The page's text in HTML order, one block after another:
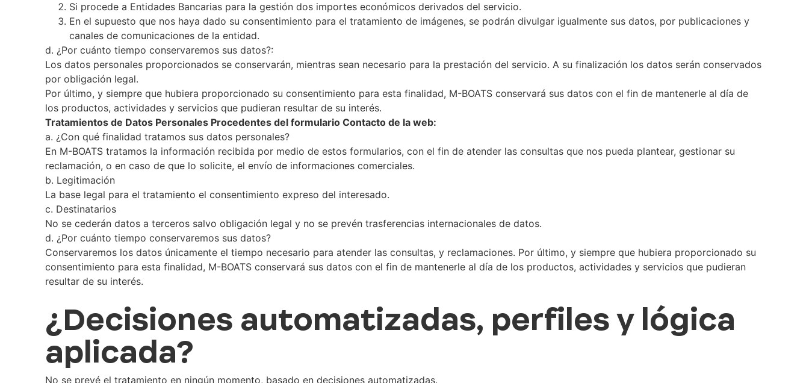
Si procede a Entidades Bancarias para la gestión dos importes económicos derivados del servicio.
En el supuesto que nos haya dado su consentimiento para el tratamiento de imágenes, se podrán divulgar igualmente sus datos, por publicaciones y
canales de comunicaciones de la entidad.
d. ¿Por cuánto tiempo conservaremos sus datos?:
Los datos personales proporcionados se conservarán, mientras sean necesario para la prestación del servicio. A su finalización los datos serán conservados
por obligación legal.
Por último, y siempre que hubiera proporcionado su consentimiento para esta finalidad, M-BOATS conservará sus datos con el fin de mantenerle al día de
los productos, actividades y servicios que pudieran resultar de su interés.
Tratamientos de Datos Personales Procedentes del formulario Contacto de la web:
a. ¿Con qué finalidad tratamos sus datos personales?
En M-BOATS tratamos la información recibida por medio de estos formularios, con el fin de atender las consultas que nos pueda plantear, gestionar su
reclamación, o en caso de que lo solicite, el envío de informaciones comerciales.
b. Legitimación
La base legal para el tratamiento el consentimiento expreso del interesado.
c. Destinatarios
No se cederán datos a terceros salvo obligación legal y no se prevén trasferencias internacionales de datos.
d. ¿Por cuánto tiempo conservaremos sus datos?
Conservaremos los datos únicamente el tiempo necesario para atender las consultas, y reclamaciones. Por último, y siempre que hubiera proporcionado su
consentimiento para esta finalidad, M-BOATS conservará sus datos con el fin de mantenerle al día de los productos, actividades y servicios que pudieran
resultar de su interés.
¿Decisiones automatizadas, perfiles y lógica
aplicada?
No se prevé el tratamiento en ningún momento, basado en decisiones automatizadas.